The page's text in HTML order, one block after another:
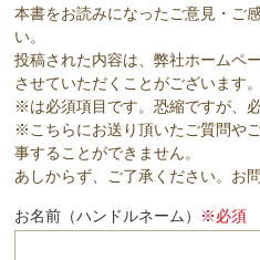
本書をお読みになったご意見・ご
い。
投稿された内容は、弊社ホームペ
させていただくことがございます。
※は必須項目です。恐縮ですが、
※こちらにお送り頂いたご質問や
事することができません。
あしからず、ご了承ください。お
お名前（ハンドルネーム） ※必須